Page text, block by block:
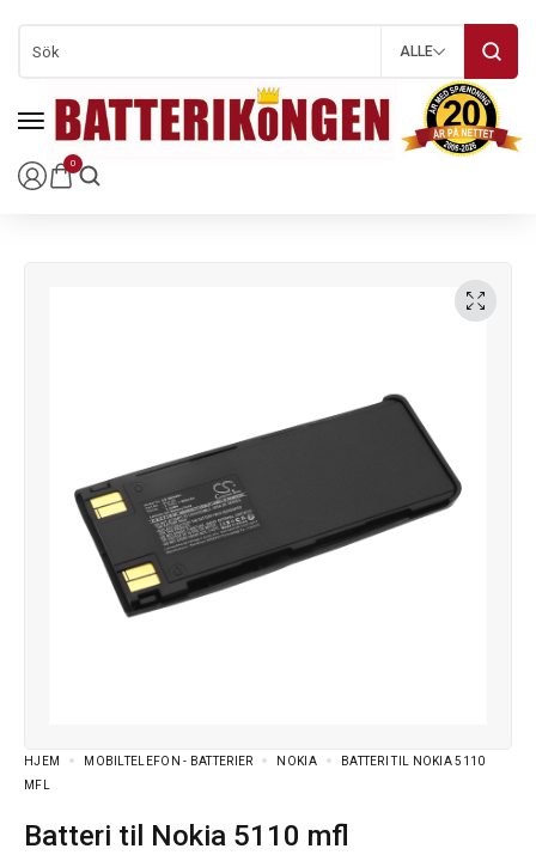
0
ALLE
HJEM MOBILTELEFON - BATTERIER NOKIA
BATTERI TIL NOKIA 5110
MFL
Batteri til Nokia 5110 mfl